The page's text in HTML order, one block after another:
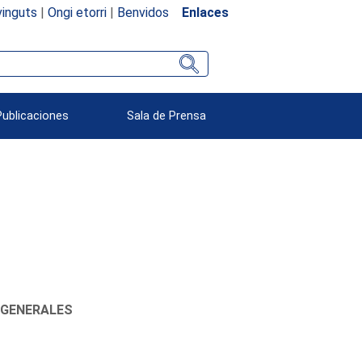
| Ongi etorri| Benvidos Enlaces
Sala de Prensa